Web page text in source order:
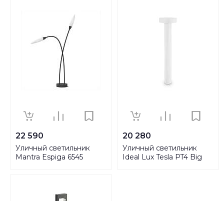
22 590
Уличный светильник
Mantra Espiga 6545
20 280
Уличный светильник
Ideal Lux Tesla PT4 Big